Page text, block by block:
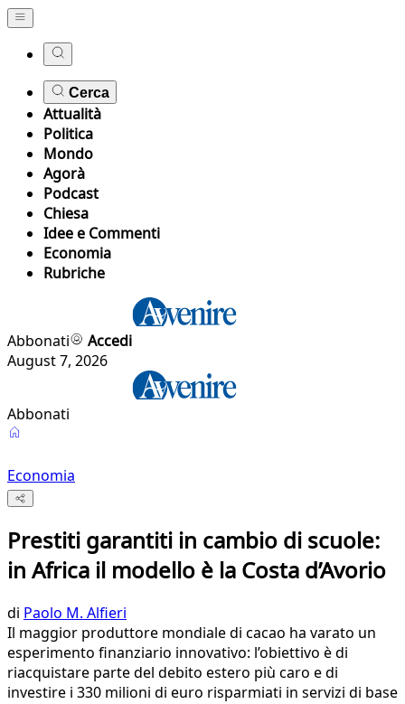
Cerca
Attualità
Politica
Mondo
Agorà
Podcast
Chiesa
Idee e Commenti
Economia
Rubriche
Abbonati
Accedi
August 7, 2026
Abbonati
Economia
Prestiti garantiti in cambio di scuole:
in Africa il modello è la Costa d’Avorio
di Paolo M. Alfieri
Il maggior produttore mondiale di cacao ha varato un
esperimento finanziario innovativo: l’obiettivo è di
riacquistare parte del debito estero più caro e di
investire i 330 milioni di euro risparmiati in servizi di base